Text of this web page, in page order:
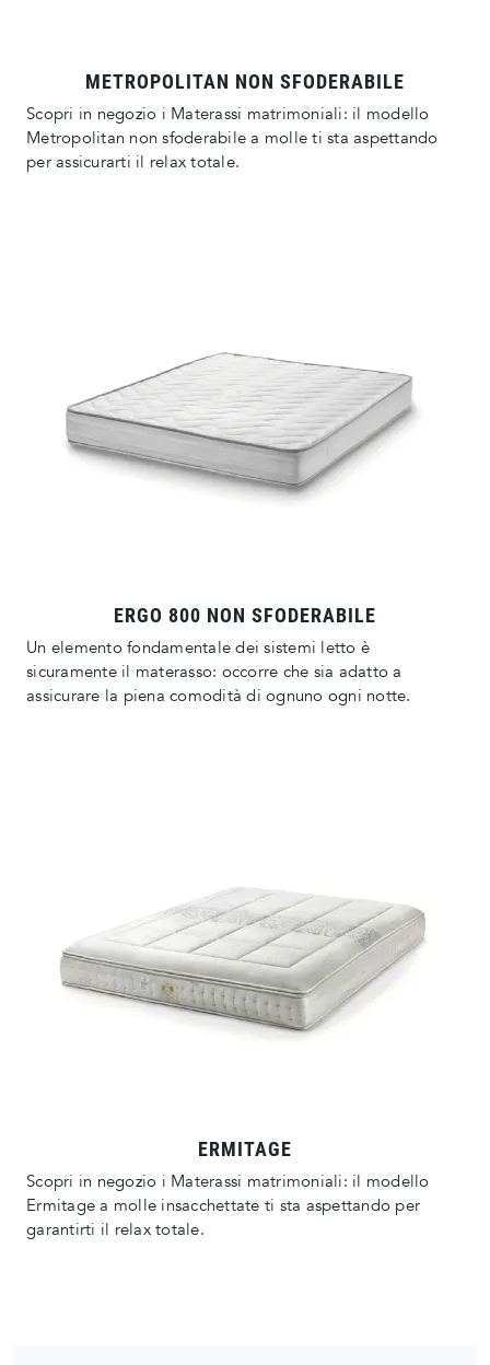
METROPOLITAN NON SFODERABILE
Scopri in negozio i Materassi matrimoniali: il modello
Metropolitan non sfoderabile a molle ti sta aspettando
per assicurarti il relax totale.
ERGO 800 NON SFODERABILE
Un elemento fondamentale dei sistemi letto è
sicuramente il materasso: occorre che sia adatto a
assicurare la piena comodità di ognuno ogni notte.
ERMITAGE
Scopri in negozio i Materassi matrimoniali: il modello
Ermitage a molle insacchettate ti sta aspettando per
garantirti il relax totale.